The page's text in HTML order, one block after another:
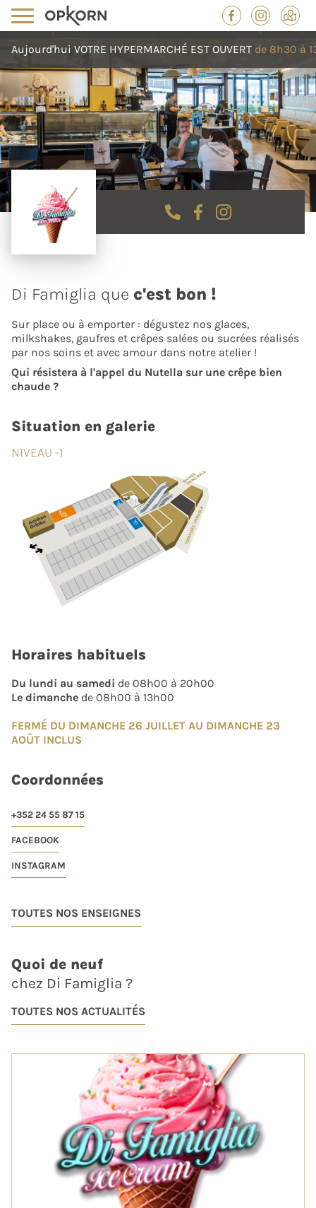
Aujourd'hui VOTRE HYPERMARCHÉ EST OUVERT de 8h30 à
Di Famiglia que c'est bon !
Sur place ou à emporter : dégustez nos glaces,
milkshakes, gaufres et crêpes salées ou sucrées réalisés
par nos soins et avec amour dans notre atelier !
Qui résistera à l'appel du Nutella sur une crêpe bien
chaude ?
Situation en galerie
NIVEAU -1
Horaires habituels
Du lundi au samedi de 08h00 à 20h00
Le dimanche de 08h00 à 13h00
FERMÉ DU DIMANCHE 26 JUILLET AU DIMANCHE 23
AOÛT INCLUS
Coordonnées
+352 24 55 87 15
FACEBOOK
INSTAGRAM
TOUTES NOS ENSEIGNES
Quoi de neuf
chez Di Famiglia ?
TOUTES NOS ACTUALITÉS